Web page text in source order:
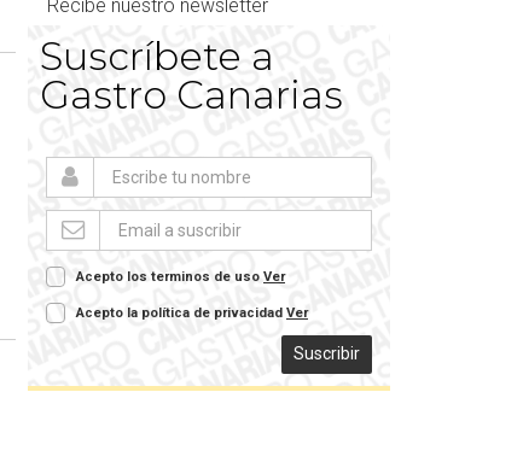
Recibe nuestro newsletter
Suscríbete a
Gastro Canarias
Acepto los terminos de uso Ver
Acepto la política de privacidad Ver
Suscribir